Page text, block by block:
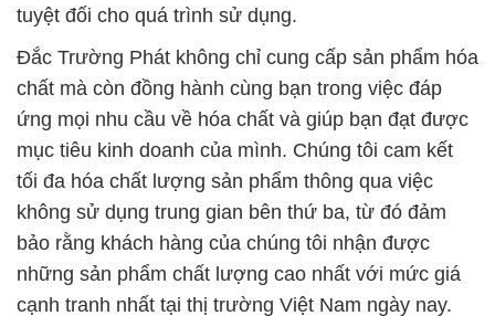
mục tiêu kinh doanh của mình. Chúng tôi cam kết
tối đa hóa chất lượng sản phẩm thông qua việc
không sử dụng trung gian bên thứ ba, từ đó đảm
bảo rằng khách hàng của chúng tôi nhận được
những sản phẩm chất lượng cao nhất với mức giá
cạnh tranh nhất tại thị trường Việt Nam ngày nay.
Đắc Trường Phát không chỉ là nhà cung cấp sản
phẩm, mà còn mang đến sự hỗ trợ kỹ thuật chuyên
sâu, giúp bạn tận dụng tối đa sản phẩm trong quá
trình sản xuất và đáp ứng nhu cầu đa dạng của các